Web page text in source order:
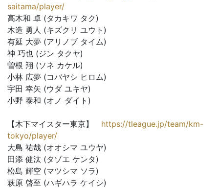
saitama/player/
高木和 卓 (タカキワ タク)
木造 勇人 (キズクリ ユウト)
有延 大夢 (アリノブ タイム)
神 巧也 (ジン タクヤ)
曽根 翔 (ソネ カケル)
小林 広夢 (コバヤシ ヒロム)
宇田 幸矢 (ウダ ユキヤ)
小野 泰和 (オノ ダイト)
【木下マイスター東京】 https://tleague.jp/team/km-
tokyo/player/
大島 祐哉 (オオシマ ユウヤ)
田添 健汰 (タゾエ ケンタ)
松島 輝空 (マツシマ ソラ)
萩原 啓至 (ハギハラ ケイシ)